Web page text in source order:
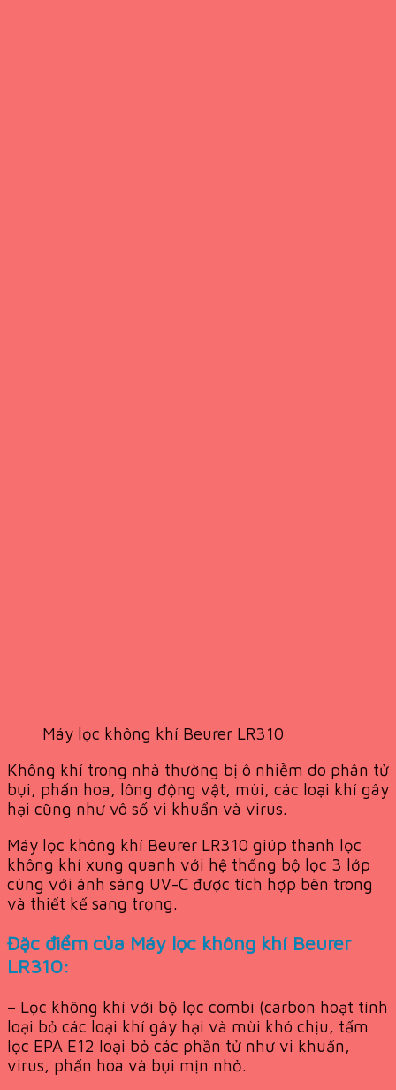
Máy lọc không khí Beurer LR310
Không khí trong nhà thường bị ô nhiễm do phân tử
bụi, phấn hoa, lông động vật, mùi, các loại khí gây
hại cũng như vô số vi khuẩn và virus.
Máy lọc không khí Beurer LR310 giúp thanh lọc
không khí xung quanh với hệ thống bộ lọc 3 lớp
cùng với ánh sáng UV-C được tích hợp bên trong
và thiết kế sang trọng.
Đặc điểm của Máy lọc không khí Beurer
LR310:
– Lọc không khí với bộ lọc combi (carbon hoạt tính
loại bỏ các loại khí gây hại và mùi khó chịu, tấm
lọc EPA E12 loại bỏ các phần tử như vi khuẩn,
virus, phấn hoa và bụi mịn nhỏ.